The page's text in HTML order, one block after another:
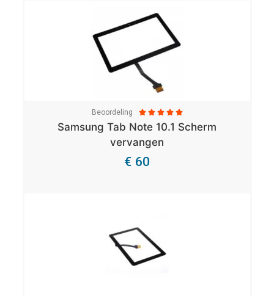
Beoordeling     
Samsung Tab Note 10.1 Scherm
vervangen
€ 60
Bekijk Details